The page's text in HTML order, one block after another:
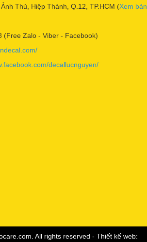
Thủ, Hiệp Thành, Q.12, TP.HCM (Xem bản
(Free Zalo - Viber - Facebook)
decallucnguyen/
All rights reserved - Thiết kế web: